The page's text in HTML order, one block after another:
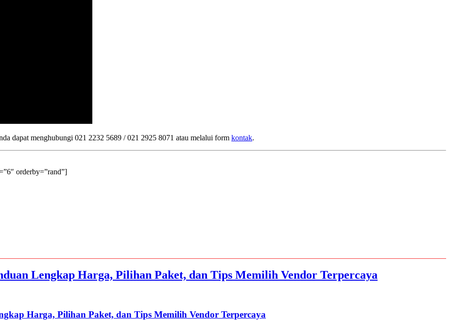
dapat menghubungi 021 2232 5689 / 021 2925 8071 atau melalui form kontak.
orderby=”rand”]
Lengkap Harga, Pilihan Paket, dan Tips Memilih Vendor Terpercaya
Harga, Pilihan Paket, dan Tips Memilih Vendor Terpercaya